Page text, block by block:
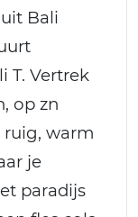
Bali
T. Vertrek
op zn
ruig, warm
je
paradijs